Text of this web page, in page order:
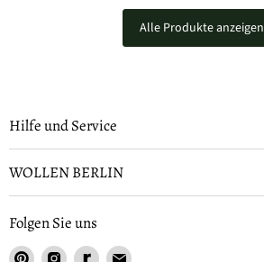
Alle Produkte anzeigen
Hilfe und Service
WOLLEN BERLIN
Folgen Sie uns